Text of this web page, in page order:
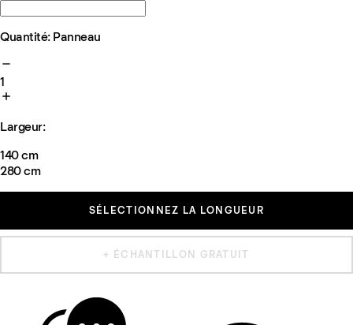
Quantité: Panneau
1
Largeur:
140 cm
280 cm
SÉLECTIONNEZ LA LONGUEUR
+ ÉCHANTILLON GRATUIT